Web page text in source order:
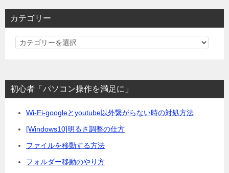
カテゴリー
カ
リ
ー
初心者「パソコン操作を満足に」
Wi-Fi-googleとyoutube以外繋がらない時の対処方法
[Windows10]明るさ調整の仕方
ファイルを移動する方法
フォルダー移動のやり方